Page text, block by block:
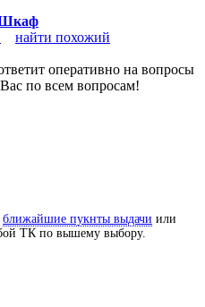
найти похожий
оперативно на вопросы
по всем вопросам!
ближайшие пукнты выдачи или
ТК по вышему выбору.